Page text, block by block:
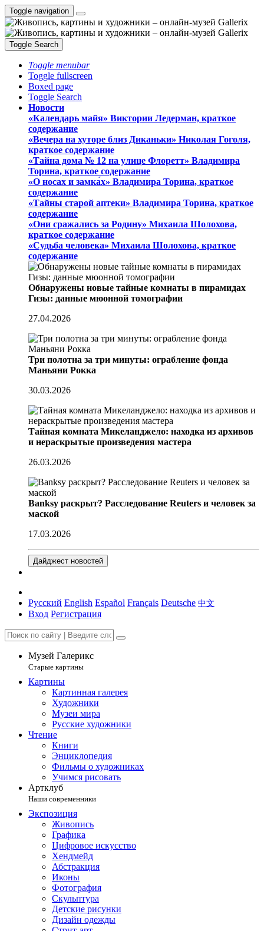
Toggle navigation
Toggle Search
Toggle menubar
Toggle fullscreen
Boxed page
Toggle Search
Новости
«Календарь майя» Виктории Ледерман, краткое
содержание
«Вечера на хуторе близ Диканьки» Николая Гоголя,
краткое содержание
«Тайна дома № 12 на улице Флоретт» Владимира
Торина, краткое содержание
«О носах и замка́х» Владимира Торина, краткое
содержание
«Тайны старой аптеки» Владимира Торина, краткое
содержание
«Они сражались за Родину» Михаила Шолохова,
краткое содержание
«Судьба человека» Михаила Шолохова, краткое
содержание
Обнаружены новые тайные комнаты в пирамидах
Гизы: данные мюонной томографии
27.04.2026
Три полотна за три минуты: ограбление фонда
Маньяни Рокка
30.03.2026
Тайная комната Микеланджело: находка из архивов
и нераскрытые произведения мастера
26.03.2026
Banksy раскрыт? Расследование Reuters и человек за
маской
17.03.2026
Дайджест новостей
Русский English Español Français Deutsche 中文
Вход Регистрация
Музей Галерикс
Старые картины
Картины
Картинная галерея
Художники
Музеи мира
Русские художники
Чтение
Книги
Энциклопедия
Фильмы о художниках
Учимся рисовать
Артклуб
Наши современники
Экспозиция
Живопись
Графика
Цифровое искусство
Хендмейд
Абстракция
Иконы
Фотография
Скульптура
Детские рисунки
Дизайн одежды